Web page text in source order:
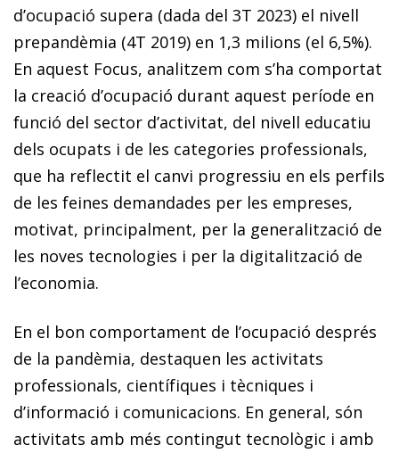
d’ocupació supera (dada del 3T 2023) el nivell
prepandèmia (4T 2019) en 1,3 milions (el 6,5%).
En aquest Fo­­cus, analitzem com s’ha comportat
la creació d’ocupació durant aquest període en
funció del sector d’activitat, del nivell educatiu
dels ocupats i de les categories professionals,
que ha reflectit el canvi progressiu en els perfils
de les feines demandades per les empreses,
motivat, principalment, per la generalització de
les noves tecnologies i per la digitalització de
l’economia.
En el bon comportament de l’ocupació després
de la pandèmia, destaquen les activitats
professionals, científiques i tècniques i
d’informació i comunicacions. En general, són
activitats amb més contingut tecnològic i amb